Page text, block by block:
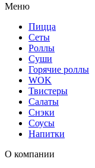
Меню
Пицца
Сеты
Роллы
Суши
Горячие роллы
WOK
Твистеры
Салаты
Снэки
Соусы
Напитки
О компании